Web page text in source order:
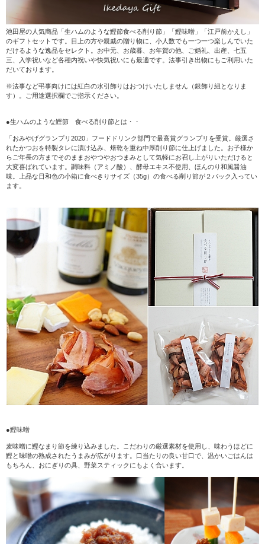
池田屋の人気商品「生ハムのような鰹節食べる削り節」「鰹味噌」「江戸前かえし」
のギフトセットです。目上の方や親戚の贈り物に、小人数でも一つ一つ楽しんでいた
だけるような逸品をセレクト。お中元、お歳暮、お年賀の他、ご婚礼、出産、七五
三、入学祝いなど各種内祝いや快気祝いにも最適です。法事引き出物にもご利用いた
だいております。
※法事など弔事向けには紅白の水引飾りはおつけいたしません（銀飾り紐となりま
す）。ご用途選択欄でご指示ください。
●生ハムのような鰹節 食べる削り節とは・・
「おみやげグランプリ2020」フードドリンク部門で最高賞グランプリを受賞。厳選さ
れたかつおを特製タレに漬け込み、焙乾を重ね中厚削り節に仕上げました。お子様か
らご年長の方までそのままおやつやおつまみとして気軽にお召し上がりいただけると
大変喜ばれています。調味料（アミノ酸）、酵母エキス不使用、ほんのり和風醤油
味。上品な日和色の小箱に食べきりサイズ（35g）の食べる削り節が２パック入ってい
ます。
●鰹味噌
麦味噌に鰹なまり節を練り込みました。こだわりの厳選素材を使用し、味わうほどに
鰹と味噌の熟成されたうまみが広がります。口当たりの良い甘口で、温かいごはんは
もちろん、おにぎりの具、野菜スティックにもよく合います。